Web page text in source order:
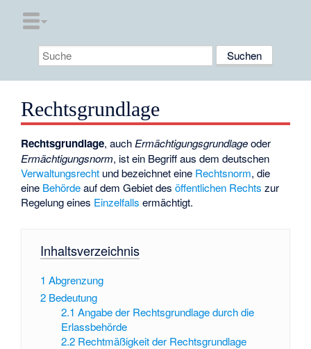
Rechtsgrundlage
Rechtsgrundlage, auchErmächtigungsgrundlageoder
Ermächtigungsnorm, ist ein Begriff aus dem deutschen
Verwaltungsrecht und bezeichnet eine Rechtsnorm, die
eine Behördeauf dem Gebiet desöffentlichen Rechts zur
Regelung eines Einzelfalls ermächtigt.
Inhaltsverzeichnis
1 Abgrenzung
2 Bedeutung
2.1 Angabe der Rechtsgrundlage durch die
Erlassbehörde
2.2 Rechtmäßigkeit der Rechtsgrundlage